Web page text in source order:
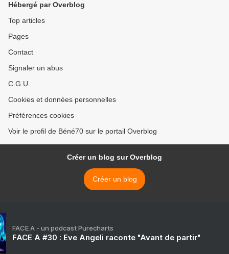
Hébergé par Overblog
Top articles
Pages
Contact
Signaler un abus
C.G.U.
Cookies et données personnelles
Préférences cookies
Voir le profil de Béné70 sur le portail Overblog
Créer un blog sur Overblog
Créer un blog
FACE A - un podcast Purecharts
FACE A #30 : Eve Angeli raconte "Avant de partir"